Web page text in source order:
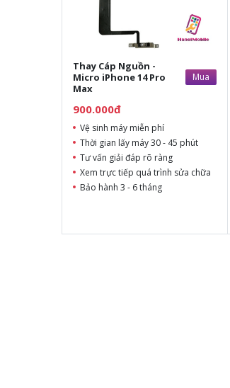
Thay Cáp Nguồn -
Micro iPhone 14 Pro
Max
Mua
900.000đ
Vệ sinh máy miễn phí
Thời gian lấy máy 30 - 45 phút
Tư vấn giải đáp rõ ràng
Xem trực tiếp quá trình sửa chữa
Bảo hành 3 - 6 tháng